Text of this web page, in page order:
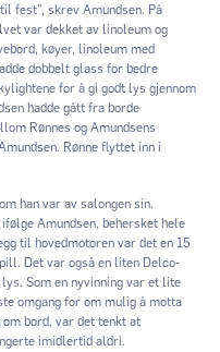
fest”, skrev Amundsen. På
var dekket av linoleum og
køyer, linoleum med
dobbelt glass for bedre
for å gi godt lys gjennom
hadde gått fra borde
Rønnes og Amundsens
Rønne flyttet inn i
han var av salongen sin.
Amundsen, behersket hele
til hovedmotoren var det en 15
Det var også en liten Delco-
Som en nyvinning var et lite
omgang for om mulig å motta
bord, var det tenkt at
imidlertid aldri.